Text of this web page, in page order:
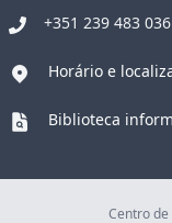
+351 239 483 036
Horário e
Biblioteca
Centro